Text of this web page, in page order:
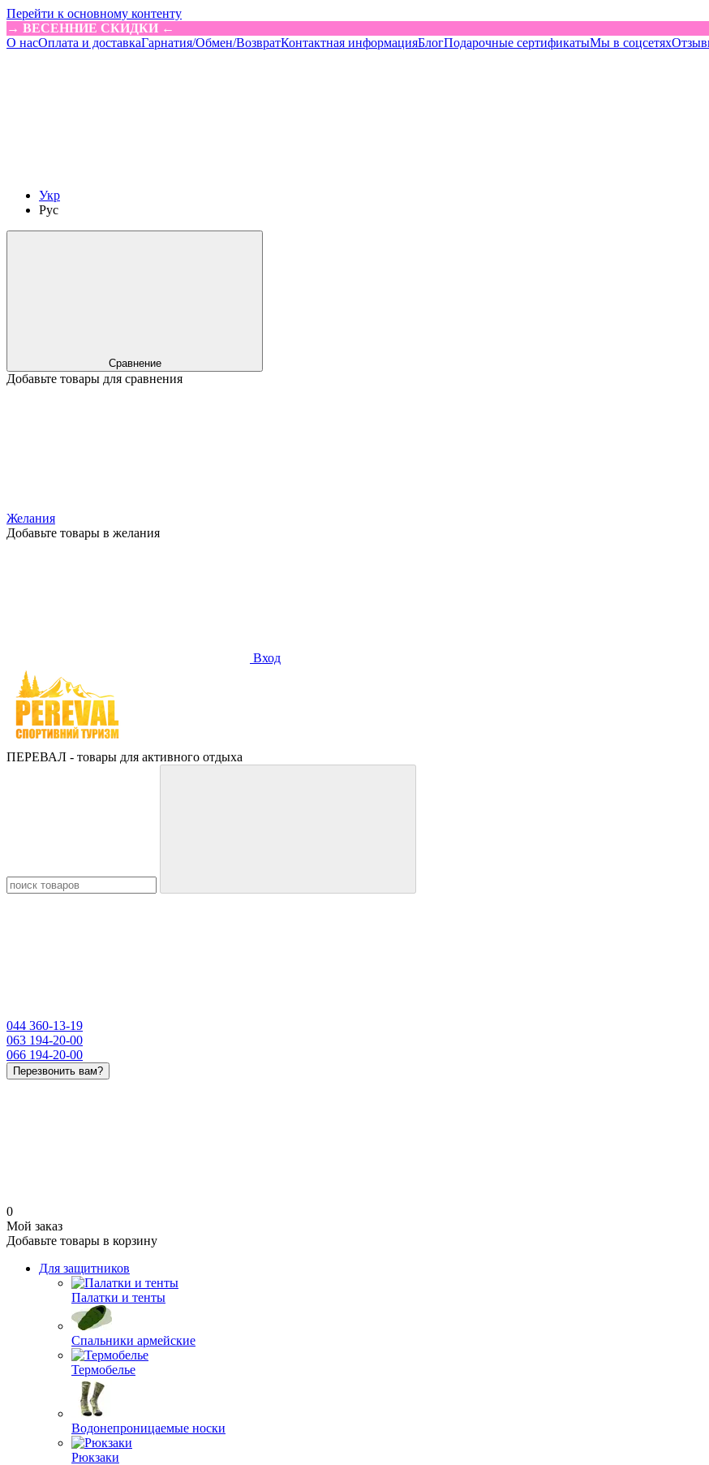
Перейти к основному контенту
→ ВЕСЕННИЕ СКИДКИ ←
О насОплата и доставкаГарнатия/Обмен/ВозвратКонтактная информацияБлогПодарочные сертификатыМы в соцсетях
Укр
Рус
Сравнение
Добавьте товары для сравнения
Желания
Добавьте товары в желания
Вход
ПЕРЕВАЛ - товары для активного отдыха
044 360-13-19
063 194-20-00
066 194-20-00
Перезвонить вам?
0
Мой заказ
Добавьте товары в корзину
Для защитников
Палатки и тенты
Спальники армейские
Термобелье
Водонепроницаемые носки
Рюкзаки